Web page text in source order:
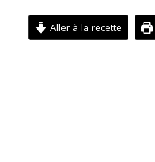
Aller à la recette